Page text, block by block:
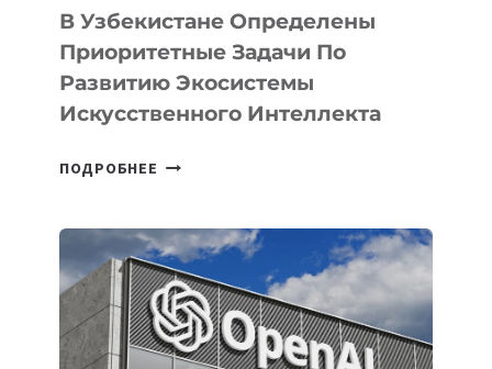
В Узбекистане Определены
Приоритетные Задачи По
Развитию Экосистемы
Искусственного Интеллекта
ПОДРОБНЕЕ
ПРИОРИТЕТНЫЕ
ЗАДАЧИ
ПО
РАЗВИТИЮ
ЭКОСИСТЕМЫ